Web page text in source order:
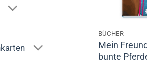
BÜCHER
Mein
bunte